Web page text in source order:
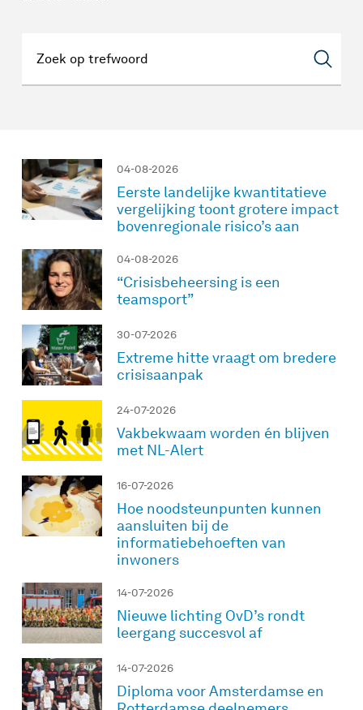
04-08-2026
Eerste landelijke kwantitatieve
vergelijking toont grotere impact
bovenregionale risico’s aan
04-08-2026
“Crisisbeheersing is een
teamsport”
30-07-2026
Extreme hitte vraagt om bredere
crisisaanpak
24-07-2026
Vakbekwaam worden én blijven
met NL-Alert
16-07-2026
Hoe noodsteunpunten kunnen
aansluiten bij de
informatiebehoeften van
inwoners
14-07-2026
Nieuwe lichting OvD’s rondt
leergang succesvol af
14-07-2026
Diploma voor Amsterdamse en